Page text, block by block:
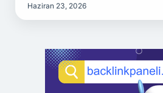
Haziran 23, 2026